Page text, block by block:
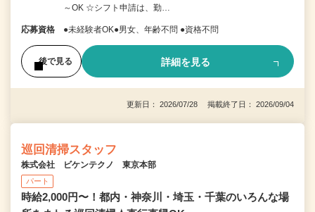
～OK ☆シフト申請は、勤…
応募資格 ●未経験者OK●男女、年齢不問 ●資格不問
後で見る 詳細を見る
更新日： 2026/07/28 掲載終了日： 2026/09/04
巡回清掃スタッフ
株式会社 ビケンテクノ 東京本部
パート
時給2,000円〜！都内・神奈川・埼玉・千葉のいろんな場